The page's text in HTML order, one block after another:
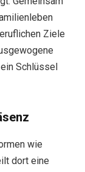
Ziele
Schlüssel
wie
dort eine